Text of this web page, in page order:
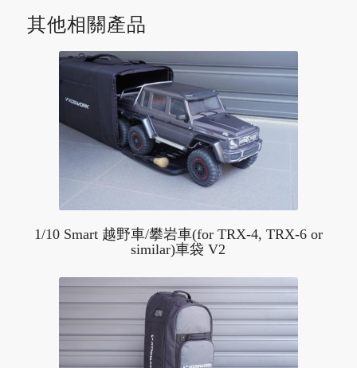
其他相關產品
1/10 Smart 越野車/攀岩車(for TRX-4, TRX-6 or
similar)車袋 V2